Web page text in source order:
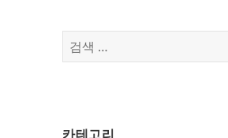
색:
카테고리